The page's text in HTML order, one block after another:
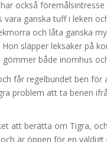
också
vara ganska tuff i leken
och låta ganska
Hon släpper leksaker på
både inomhus
får regelbundet ben
problem att ta benen
att berätta om Tigra,
är öppen för en